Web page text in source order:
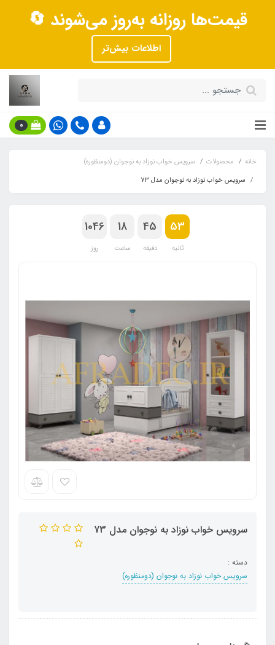
قیمت‌ها روزانه به‌روز می‌شوند 🔄
اطلاعات بیش‌تر
0
خانه محصولات
سرویس خواب نوزاد به نوجوان (دومنظوره)
سرویس خواب نوزاد به نوجوان مدل 73
1046
روز
18
ساعت
45
دقیقه
53
ثانیه
سرویس خواب نوزاد به نوجوان مدل 73
دسته :
سرویس خواب نوزاد به نوجوان (دومنظوره)